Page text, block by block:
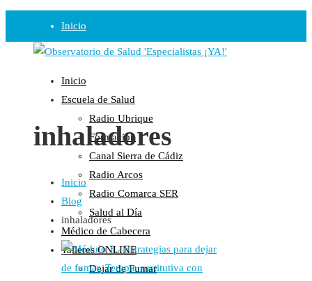
Inicio
Observatorio
Opinión
Radio
Guadalinfo Salud
Radio Guadalete
COPE Pontevedra
Salud en Radio Ubrique
Salud en Verano
Plataforma
Manifiestos
Inicio
Escuela de Salud
Radio Ubrique
Formación
Canal Sierra de Cádiz
Radio Arcos
Radio Comarca SER
Salud al Día
Médico de Cabecera
Talleres ONLINE
Dejar de Fumar
inhaladores
Inicio
Blog
inhaladores